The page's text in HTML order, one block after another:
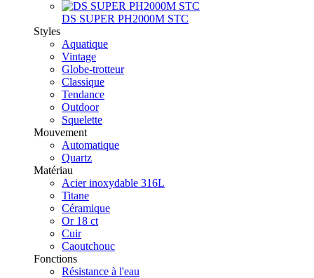
DS SUPER PH2000M STC
Styles
Aquatique
Vintage
Globe-trotteur
Classique
Tendance
Outdoor
Squelette
Mouvement
Automatique
Quartz
Matériau
Acier inoxydable 316L
Titane
Céramique
Or 18 ct
Cuir
Caoutchouc
Fonctions
Résistance à l'eau